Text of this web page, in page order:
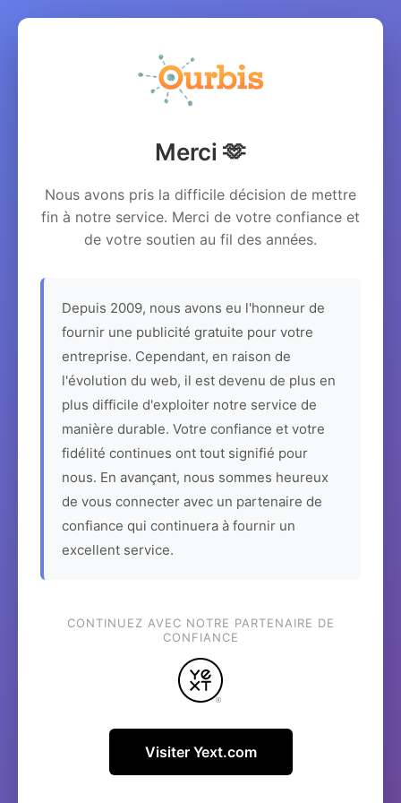
Merci 🫶
Nous avons pris la difficile décision de mettre
fin à notre service. Merci de votre confiance et
de votre soutien au fil des années.
Depuis 2009, nous avons eu l'honneur de
fournir une publicité gratuite pour votre
entreprise. Cependant, en raison de
l'évolution du web, il est devenu de plus en
plus difficile d'exploiter notre service de
manière durable. Votre confiance et votre
fidélité continues ont tout signifié pour
nous. En avançant, nous sommes heureux
de vous connecter avec un partenaire de
confiance qui continuera à fournir un
excellent service.
CONTINUEZ AVEC NOTRE PARTENAIRE DE
CONFIANCE
Visiter Yext.com